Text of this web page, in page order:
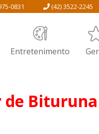
(42) 3522-2245
0831
Entretenimento
Bituruna